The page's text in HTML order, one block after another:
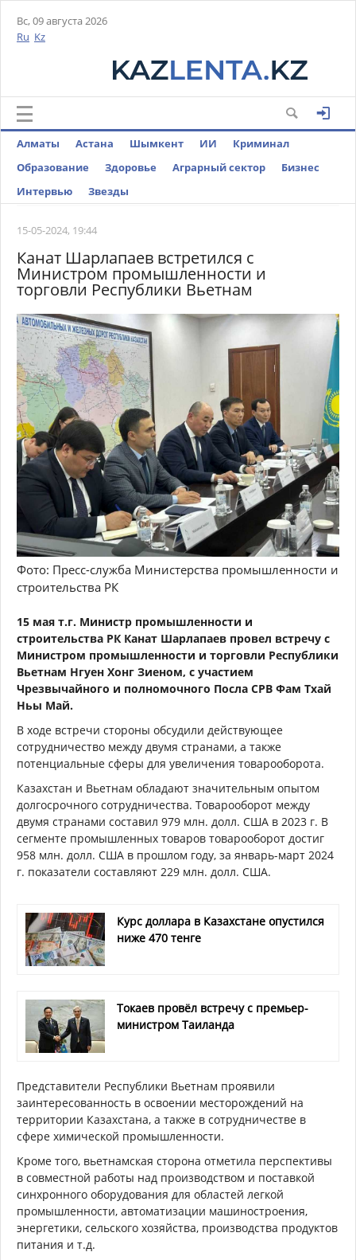
Вс, 09 августа 2026
Ru Kz
Алматы Астана Шымкент ИИ
Криминал
Образование
Здоровье Аграрный сектор
Бизнес
Интервью
Звезды
15-05-2024, 19:44
Канат Шарлапаев встретился с
Министром промышленности и
торговли Республики Вьетнам
Фото: Пресс-служба Министерства промышленности и
строительства РК
15 мая т.г. Министр промышленности и
строительства РК Канат Шарлапаев провел встречу с
Министром промышленности и торговли Республики
Вьетнам Нгуен Хонг Зиеном, с участием
Чрезвычайного и полномочного Посла СРВ Фам Тхай
Ньы Май.
В ходе встречи стороны обсудили действующее
сотрудничество между двумя странами, а также
потенциальные сферы для увеличения товарооборота.
Казахстан и Вьетнам обладают значительным опытом
долгосрочного сотрудничества. Товарооборот между
двумя странами составил 979 млн. долл. США в 2023 г. В
сегменте промышленных товаров товарооборот достиг
958 млн. долл. США в прошлом году, за январь-март 2024
г. показатели составляют 229 млн. долл. США.
Курс доллара в Казахстане опустился
ниже 470 тенге
Токаев провёл встречу с премьер-
министром Таиланда
Представители Республики Вьетнам проявили
заинтересованность в освоении месторождений на
территории Казахстана, а также в сотрудничестве в
сфере химической промышленности.
Кроме того, вьетнамская сторона отметила перспективы
в совместной работы над производством и поставкой
синхронного оборудования для областей легкой
промышленности, автоматизации машиностроения,
энергетики, сельского хозяйства, производства продуктов
питания и т.д.